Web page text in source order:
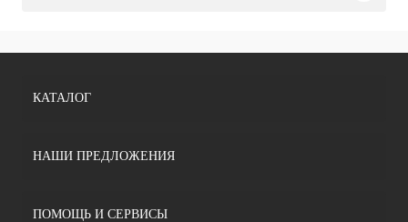
КАТАЛОГ
НАШИ ПРЕДЛОЖЕНИЯ
ПОМОЩЬ И СЕРВИСЫ